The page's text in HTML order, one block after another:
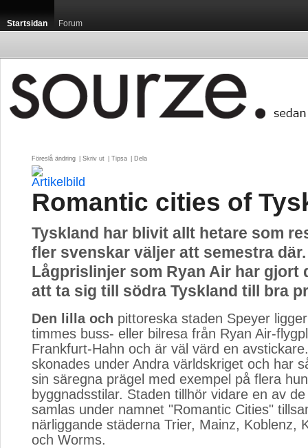
Startsidan Forum
Föreslå ändring Skriv ut Tipsa Dela
Romantic cities of
Tyskland har blivit allt hetare som
fler svenskar väljer att semestra där.
Lågprislinjer som Ryan Air har gjort
att ta sig till södra Tyskland till bra
Den lilla och pittoreska staden Speyer
timmes buss- eller bilresa från Ryan Air-
Frankfurt-Hahn och är väl värd en
skonades under Andra världskriget och har
sin säregna prägel med exempel på flera
byggnadsstilar. Staden tillhör vidare en av
samlas under namnet "Romantic Cities"
närliggande städerna Trier, Mainz, Koblenz,
och Worms.